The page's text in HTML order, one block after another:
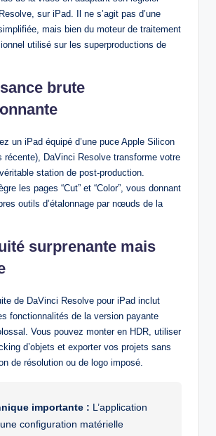
sur iPad. Il ne s’agit pas d’une
mais bien du moteur de traitement
utilisé sur les superproductions de
brute
un iPad équipé d’une puce Apple Silicon
récente), DaVinci Resolve transforme votre
station de post-production.
les pages “Cut” et “Color”, vous donnant
outils d’étalonnage par nœuds de la
surprenante mais
de DaVinci Resolve pour iPad inclut
fonctionnalités de la version payante
Vous pouvez monter en HDR, utiliser
d’objets et exporter vos projets sans
de résolution ou de logo imposé.
importante : L’application
configuration matérielle